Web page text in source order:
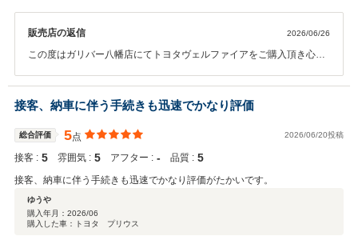
販売店の返信 2026/06/26
この度はガリバー八幡店にてトヨタヴェルファイアをご購入頂き心よ
の大切な愛車を当店にお任せ頂き私共も大変光栄に思います。 ご納車
後も、愛車のメンテナンス等でお困りの際は気兼ねなく当店へご相談
ください。 今後とも末永いお付き合いを何卒宜しくお願い申し上げま
す。
接客、納車に伴う手続きも迅速でかなり評価
総合評価 5点 2026/06/20投稿
接客 : 5 雰囲気 : 5 アフター : ‐ 品質 : 5
接客、納車に伴う手続きも迅速でかなり評価がたかいです。
ゆうや
購入年月： 2026/06
購入した車：トヨタ プリウス